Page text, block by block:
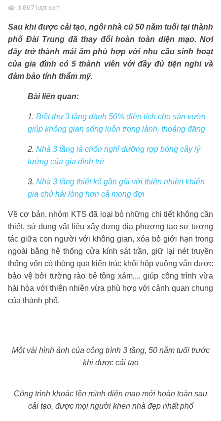
3.807 lượt xem
Sau khi được cải tạo, ngôi nhà cũ 50 năm tuổi tại thành
phố Đài Trung đã thay đổi hoàn toàn diện mạo. Nơi
đây trở thành mái ấm phù hợp với nhu cầu sinh hoạt
của gia đình có 5 thành viên với đầy đủ tiện nghi và
đảm bảo tính thẩm mỹ.
Bài liên quan:
1. Biệt thự 3 tầng dành 50% diện tích cho sân vườn
giúp không gian sống luôn trong lành, thoáng đãng
2. Nhà 3 tầng là chốn nghỉ dưỡng rợp bóng cây lý
tưởng của gia đình trẻ
3. Nhà 3 tầng thiết kế gần gũi với thiên nhiên khiến
gia chủ hài lòng hơn cả mong đợi
Về cơ bản, nhóm KTS đã loại bỏ những chi tiết không cần
thiết, sử dụng vật liệu xây dựng địa phương tạo sự tương
tác giữa con người với không gian, xóa bỏ giới hạn trong
ngoài bằng hệ thống cửa kính sát trần, giữ lại nét truyền
thống vốn có thông qua kiến trúc khối hộp vuông vắn được
bảo vệ bởi tường rào bê tông xám,... giúp công trình vừa
hài hòa với thiên nhiên vừa phù hợp với cảnh quan chung
của thành phố.
Một vài hình ảnh của công trình 3 tầng, 50 năm tuổi trước
khi được cải tạo
Công trình khoác lên mình diện mạo mới hoàn toàn sau
cải tạo, được mọi người khen nhà đẹp nhất phố